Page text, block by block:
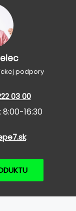
podpory
03 00
16:30